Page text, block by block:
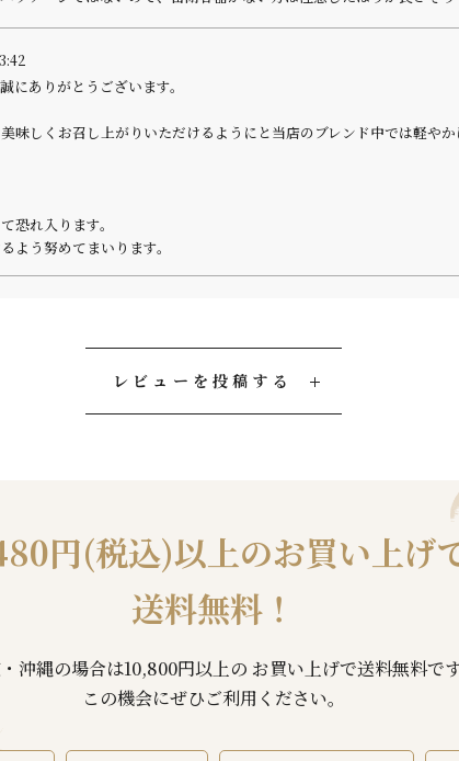
にありがとうございます。
味しくお召し上がりいただけるようにと当店のブレンド中では軽や
恐れ入ります。
よう努めてまいります。
レビューを投稿する
円(税込)以上のお買い上げ
送料無料！
沖縄の場合は10,800円以上の お買い上げで送料無料で
この機会にぜひご利用ください。